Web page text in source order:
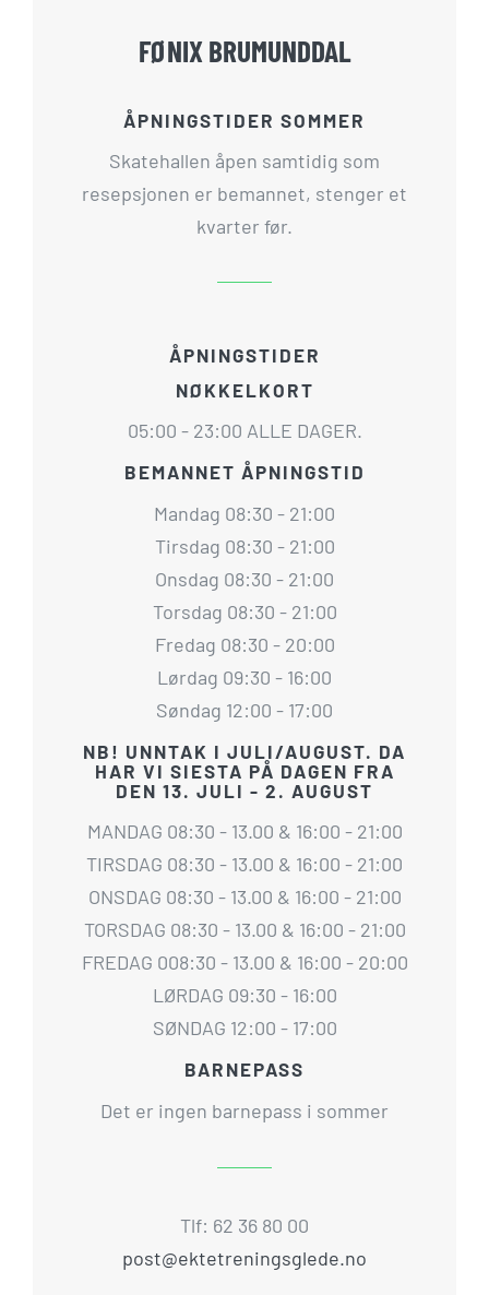
FØNIX BRUMUNDDAL
ÅPNINGSTIDER SOMMER
Skatehallen åpen samtidig som
resepsjonen er bemannet, stenger et
kvarter før.
ÅPNINGSTIDER
NØKKELKORT
05:00 - 23:00 ALLE DAGER.
BEMANNET ÅPNINGSTID
Mandag 08:30 - 21:00
Tirsdag 08:30 - 21:00
Onsdag 08:30 - 21:00
Torsdag 08:30 - 21:00
Fredag 08:30 - 20:00
Lørdag 09:30 - 16:00
Søndag 12:00 - 17:00
NB! UNNTAK I JULI/AUGUST. DA
HAR VI SIESTA PÅ DAGEN FRA
DEN 13. JULI - 2. AUGUST
MANDAG 08:30 - 13.00 & 16:00 - 21:00
TIRSDAG 08:30 - 13.00 & 16:00 - 21:00
ONSDAG 08:30 - 13.00 & 16:00 - 21:00
TORSDAG 08:30 - 13.00 & 16:00 - 21:00
FREDAG 008:30 - 13.00 & 16:00 - 20:00
LØRDAG 09:30 - 16:00
SØNDAG 12:00 - 17:00
BARNEPASS
Det er ingen barnepass i sommer
Tlf: 62 36 80 00
post@ektetreningsglede.no